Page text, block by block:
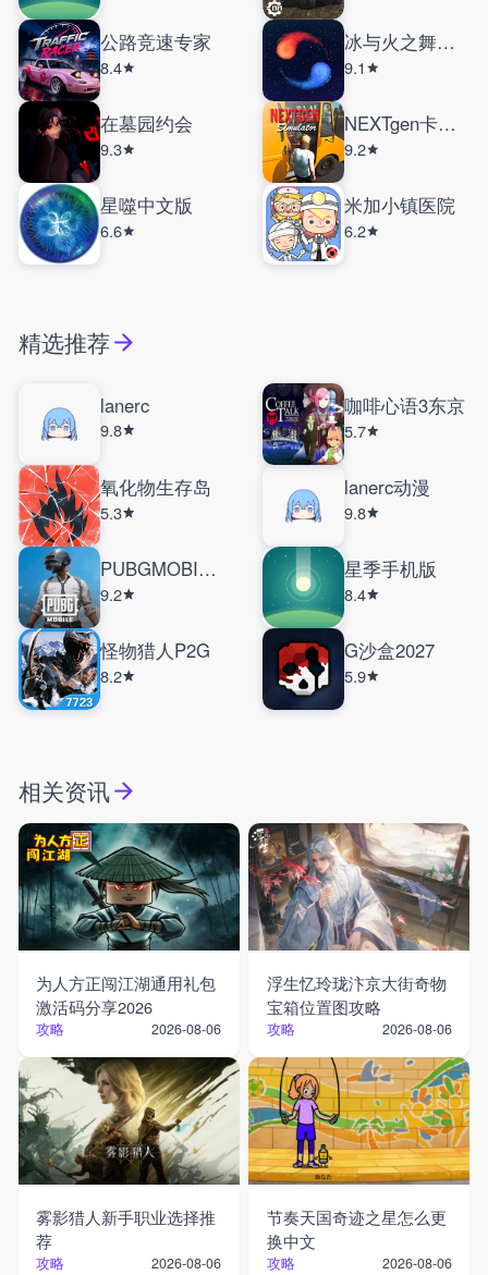
公路竞速专家
8.4
冰与火之舞手机版
9.1
在墓园约会
9.3
NEXTgen卡车模拟器联机版
9.2
星噬中文版
6.6
米加小镇医院
6.2
精选推荐
lanerc
9.8
咖啡心语3东京
5.7
氧化物生存岛
5.3
lanerc动漫
9.8
PUBGMOBILE国际服
9.2
星季手机版
8.4
怪物猎人P2G
8.2
G沙盒2027
5.9
相关资讯
为人方正闯江湖通用礼包
激活码分享2026
攻略 2026-08-06
浮生忆玲珑汴京大街奇物
宝箱位置图攻略
攻略 2026-08-06
雾影猎人新手职业选择推
荐
攻略 2026-08-06
节奏天国奇迹之星怎么更
换中文
攻略 2026-08-06